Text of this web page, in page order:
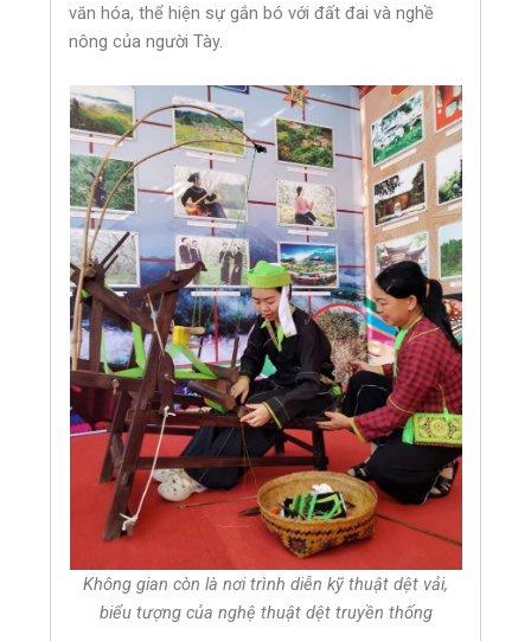
văn hóa, thể hiện sự gắn bó với đất đai và nghề
nông của người Tày.
Không gian còn là nơi trình diễn kỹ thuật dệt vải,
biểu tượng của nghệ thuật dệt truyền thống